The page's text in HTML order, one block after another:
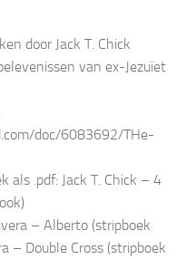
door Jack T. Chick
van ex-Jezuïet
doc/6083692/THe-
als .pdf: Jack T. Chick – 4
– Alberto (stripboek
– Double Cross (stripboek